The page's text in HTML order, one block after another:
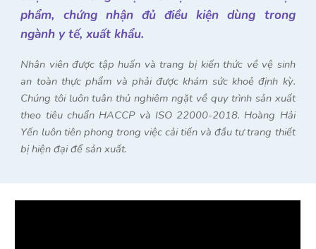
phẩm, chứng nhận đủ điều kiện dùng trong
ngành y tế, xuất khẩu.
Nhân viên được tập huấn và trang bị kiến thức về vệ sinh
an toàn thực phẩm và phải được khám sức khoẻ định kỳ.
Chúng tôi luôn tuân thủ nghiêm ngặt về quy trình sản xuất
theo tiêu chuẩn HACCP và ISO 22000-2018. Hoàng Hải
Yến luôn tiên phong trong việc cải tiến và đầu tư trang thiết
bị hiện đại để sản xuất.